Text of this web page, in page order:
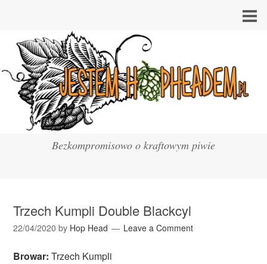
Bezkompromisowo o kraftowym piwie
Trzech Kumpli Double Blackcyl
22/04/2020 by Hop Head Leave a Comment
Browar: Trzech Kumpli